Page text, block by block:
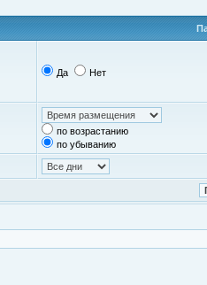
Да Нет
по возрастанию
по убыванию